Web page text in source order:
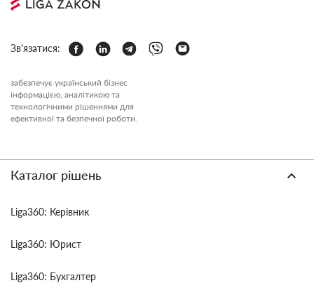
Зв'язатися:
забезпечує український бізнес
інформацією, аналітикою та
технологічними рішеннями для
ефективної та безпечної роботи.
Каталог рішень
Liga360: Керівник
Liga360: Юрист
Liga360: Бухгалтер